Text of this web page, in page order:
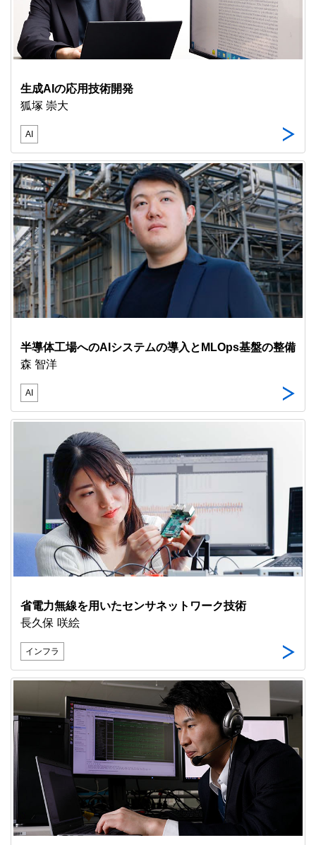
生成AIの応用技術開発
狐塚 崇大
AI
半導体工場へのAIシステムの導入とMLOps基盤の整備
森 智洋
AI
省電力無線を用いたセンサネットワーク技術
長久保 咲絵
インフラ